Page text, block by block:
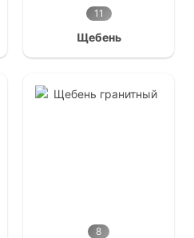
11
Щебень
8